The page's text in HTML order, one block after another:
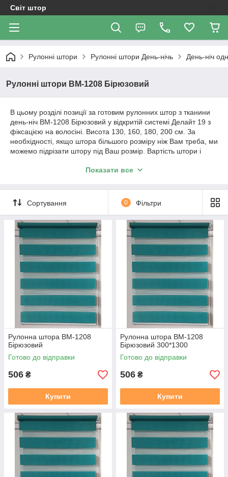
Світ штор
Рулонні штори Рулоннi штори День-нiчь День-ніч
Рулонні штори ВМ-1208 Бірюзовий
В цьому розділі позиції за готовим рулонних штор з тканини
день-ніч ВМ-1208 Бірюзовий у відкритій системі Делайт 19 з
фіксацією на волосіні. Висота 130, 160, 180, 200 см. За
необхідності, якщо штора більшого розміру ніж Вам треба, ми
можемо підрізати штору під Ваш розмір. Вартість штори і
Важливо!!! Як відбувається робота з нами. Ми
працюємо з усією Україною!
дзвінком або повідомленням в Вайбер.
2. Термін виготовлення 3-5 днів, залежно від тканини, і від
завантаженості.
3. Відправка готового замовлення здійснюється згідно з
даними у замовленні. Усі відправки відбуваються у
встановлений день після 19.00. Номери декларацій
розсилаються після 20,00 повідомленням у Вайбер, якщо
немає Вайбера, то звичайним СМС!!!
В даному розділі вказана ціна на рулонні штори у відкритій
системі (Делайт 19), ширина штори вказана з тканини, отже
готовий замовлення входить повний монтажний комплект
(рулонна штора в зборі (штора намотане на вал з
алюмінієвої круглої планкою), саморізи, для відкритої
системи Делайт 19 фіксація на волосіні. Штора
прикручується до вікна за допомогою саморізів, вони в
комплекті є.
Заміряти потрібно скло плюс штапик з двох сторін, там де
штапик входить в раму є стик, ось від такого стику з одного
боку, до такого ж стику з іншого боку, це і буде розмір по
тканині який вказаний на сайті.
https://mir-shtor.org/cp49985-
kak-pravilno-zameryat-rulonnye-shtory.html
Як самому встановити штори дивіться за посиланням:
https://mir-shtor.org/a238919-montazh-sistemy-mini.html
Показати все
Сортування 0 Фільтри
Рулонна штора ВМ-1208
Бірюзовий
Готово до відправки
506 ₴
Купити
Рулонна штора ВМ-1208
Бірюзовий 300*1300
Готово до відправки
506 ₴
Купити